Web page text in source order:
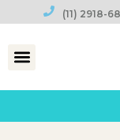
(11) 2918-